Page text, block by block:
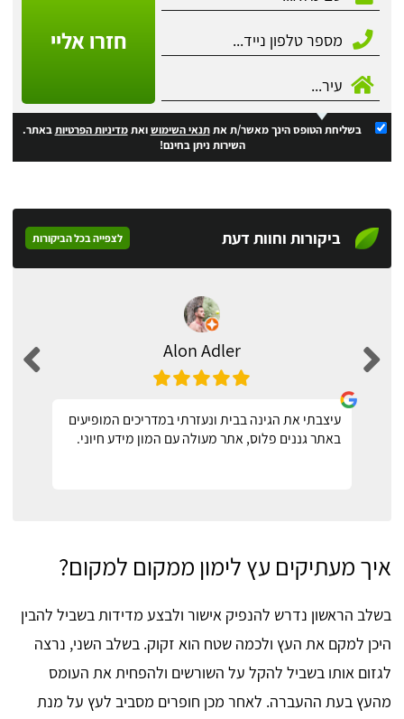
חזרו אליי
בשליחת הטופס הינך מאשר/ת אתתנאי השימושואתמדיניות הפרטיותבאתר.
השירות ניתן בחינם!
ביקורות וחוות דעת לצפייה בכל הביקורות
Alon Adler
עיצבתי את הגינה בבית ונעזרתי במדריכים המופיעים
באתר גננים פלוס, אתר מעולה עם המון מידע חיוני.
איך מעתיקים עץ לימון ממקום למקום?
בשלב הראשון נדרש להנפיק אישור ולבצע מדידות בשביל להבין
היכן למקם את העץ ולכמה שטח הוא זקוק. בשלב השני, נרצה
לגזום אותו בשביל להקל על השורשים ולהפחית את העומס
מהעץ בעת ההעברה. לאחר מכן חופרים מסביב לעץ על מנת